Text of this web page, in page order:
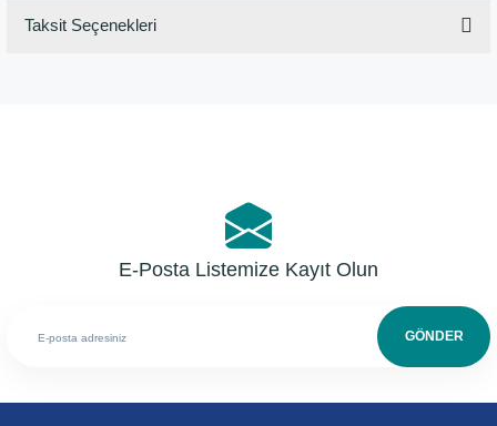
Taksit Seçenekleri
E-Posta Listemize Kayıt Olun
GÖNDER